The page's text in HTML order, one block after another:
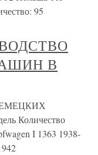
95
В
Количество
I 1363 1938-